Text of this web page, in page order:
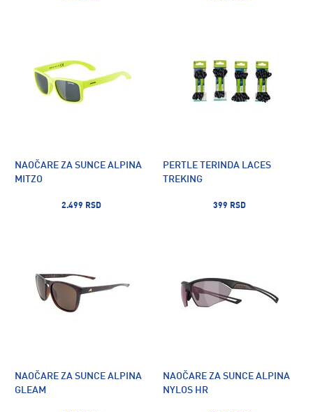
NAOČARE ZA SUNCE ALPINA
MITZO
2.499 RSD
PERTLE TERINDA LACES
TREKING
399 RSD
NAOČARE ZA SUNCE ALPINA
GLEAM
NAOČARE ZA SUNCE ALPINA
NYLOS HR